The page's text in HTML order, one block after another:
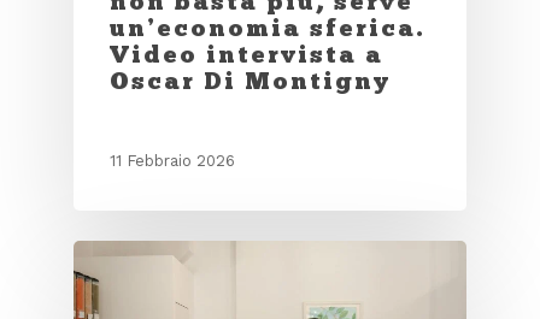
un’economia sferica.
Video intervista a
Oscar Di Montigny
11 Febbraio 2026